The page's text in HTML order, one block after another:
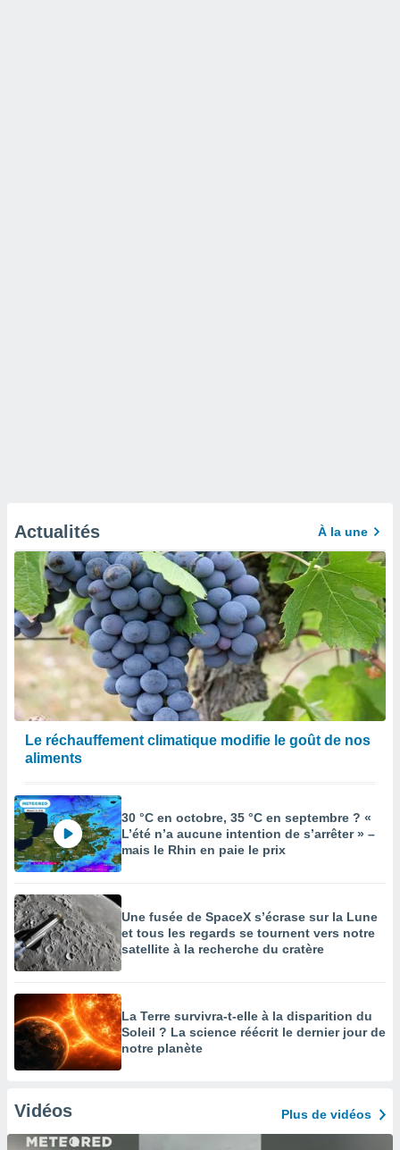
Actualités À la une
Le réchauffement climatique modifie le goût de nos
aliments
30 °C en octobre, 35 °C en septembre ? «
L’été n’a aucune intention de s’arrêter » –
mais le Rhin en paie le prix
Une fusée de SpaceX s’écrase sur la Lune
et tous les regards se tournent vers notre
satellite à la recherche du cratère
La Terre survivra-t-elle à la disparition du
Soleil ? La science réécrit le dernier jour de
notre planète
Vidéos Plus de vidéos